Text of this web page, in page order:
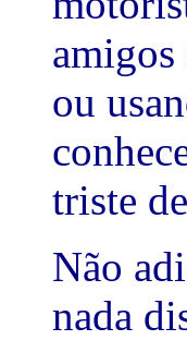
amigos
ou
triste
Não
nada